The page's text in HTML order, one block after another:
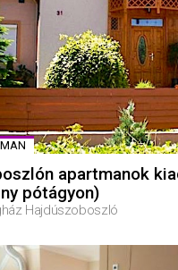
apartmanok
pótágyon)
Hajdúszoboszló